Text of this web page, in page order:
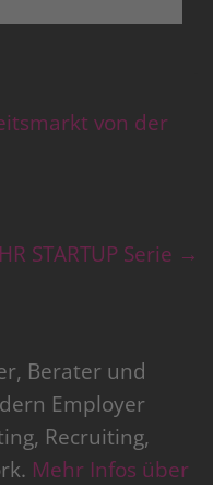
von der
STARTUP Serie →
Berater und
Employer
Recruiting,
Mehr Infos über